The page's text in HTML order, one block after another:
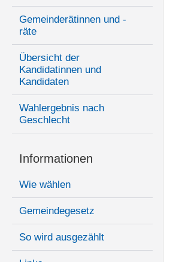
Gemeinderätinnen und -
räte
Übersicht der
Kandidatinnen und
Kandidaten
Wahlergebnis nach
Geschlecht
Informationen
Wie wählen
Gemeindegesetz
So wird ausgezählt